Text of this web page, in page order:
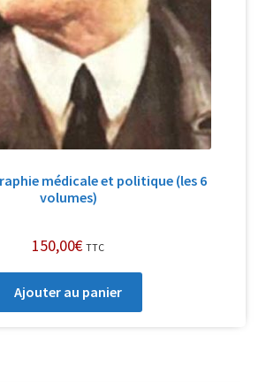
médicale et politique (les 6
volumes)
150,00€ TTC
Ajouter au panier